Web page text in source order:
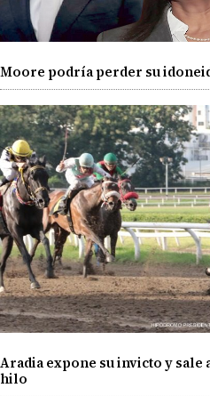
Moore podría perder su
Aradia expone su invicto y sale
hilo